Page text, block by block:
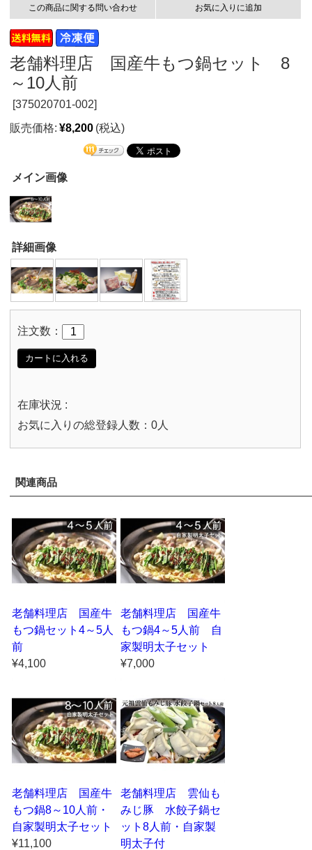
この商品に関する問い合わせ お気に入りに追加
老舗料理店 国産牛もつ鍋セット 8
～10人前
[375020701-002]
販売価格: ¥8,200 (税込)
メイン画像
詳細画像
注文数：
カートに入れる
在庫状況 :
お気に入りの総登録人数：0人
関連商品
老舗料理店 国産牛
もつ鍋セット4～5人
前
¥4,100
老舗料理店 国産牛
もつ鍋4～5人前 自
家製明太子セット
¥7,000
老舗料理店 国産牛
もつ鍋8～10人前・
自家製明太子セット
¥11,100
老舗料理店 雲仙も
みじ豚 水餃子鍋セ
ット8人前・自家製
明太子付